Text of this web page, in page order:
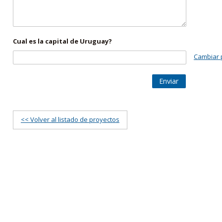
Cual es la capital de Uruguay?
Cambiar
Enviar
<< Volver al listado de proyectos